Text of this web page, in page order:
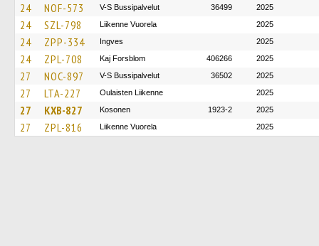
24 NOF-573 V-S Bussipalvelut 36499 2025
24 SZL-798 Liikenne Vuorela 2025
24 ZPP-334 Ingves 2025
24 ZPL-708 Kaj Forsblom 406266 2025
27 NOC-897 V-S Bussipalvelut 36502 2025
27 LTA-227 Oulaisten Liikenne 2025
27 KXB-827 Kosonen 1923-2 2025
27 ZPL-816 Liikenne Vuorela 2025